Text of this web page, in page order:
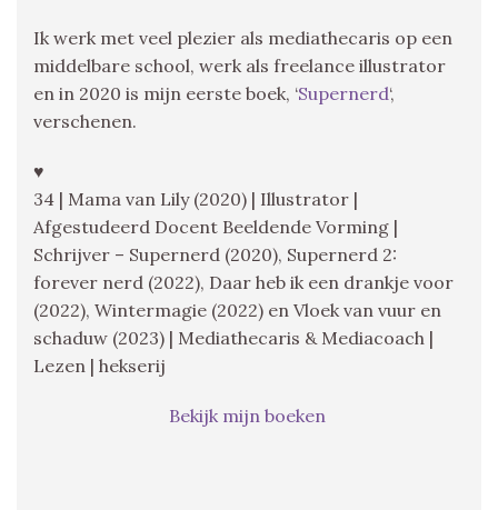
Ik werk met veel plezier als mediathecaris op een
middelbare school, werk als freelance illustrator
en in 2020 is mijn eerste boek, ‘Supernerd‘,
verschenen.
♥
34 | Mama van Lily (2020) | Illustrator |
Afgestudeerd Docent Beeldende Vorming |
Schrijver – Supernerd (2020), Supernerd 2:
forever nerd (2022), Daar heb ik een drankje voor
(2022), Wintermagie (2022) en Vloek van vuur en
schaduw (2023) | Mediathecaris & Mediacoach |
Lezen | hekserij
Bekijk mijn boeken